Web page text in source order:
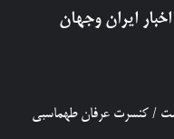
ایران وجهان
/ کنسرت عرفان طهماسبی